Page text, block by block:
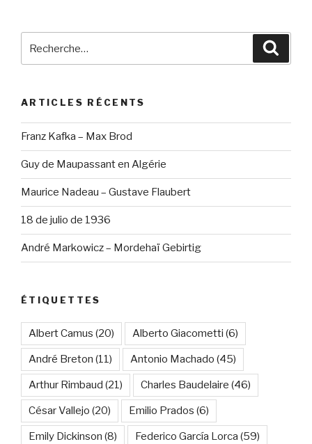
pour
ARTICLES RÉCENTS
Franz Kafka – Max Brod
Guy de Maupassant en Algérie
Maurice Nadeau – Gustave Flaubert
18 de julio de 1936
André Markowicz – Mordehaï Gebirtig
ÉTIQUETTES
Albert Camus (20) Alberto Giacometti (6)
André Breton (11) Antonio Machado (45)
Arthur Rimbaud (21) Charles Baudelaire (46)
César Vallejo (20) Emilio Prados (6)
Emily Dickinson (8) Federico García Lorca (59)